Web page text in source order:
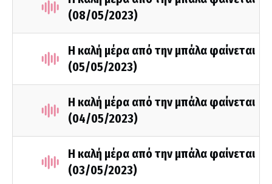
(08/05/2023)
Η καλή μέρα από την μπάλα φαίνεται
(05/05/2023)
Η καλή μέρα από την μπάλα φαίνεται
(04/05/2023)
Η καλή μέρα από την μπάλα φαίνεται
(03/05/2023)